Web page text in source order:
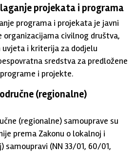
projekata i programa
programa i projekata je javni
organizacijama civilnog društva,
i kriterija za dodjelu
sredstva za predložene
i projekte.
(regionalne)
(regionalne) samouprave su
prema Zakonu o lokalnoj i
samoupravi (NN 33/01, 60/01,